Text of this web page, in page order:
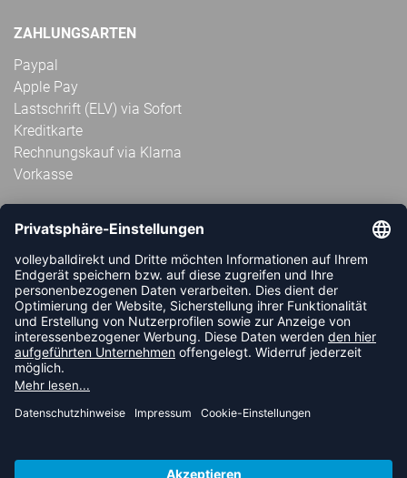
ZAHLUNGSARTEN
Paypal
Apple Pay
Lastschrift (ELV) via Sofort
Kreditkarte
Rechnungskauf via Klarna
Vorkasse
ABONNIERE JETZT DEN KOSTENLOSEN
VOLLEYBALLDIREKT-NEWSLETTER UND VERPASSE KEINE
NEUIGKEIT ODER AKTION MEHR.
JETZT ANMELDEN